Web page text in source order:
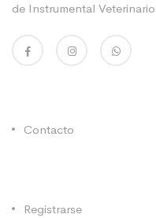
de Instrumental
Contacto
Registrarse